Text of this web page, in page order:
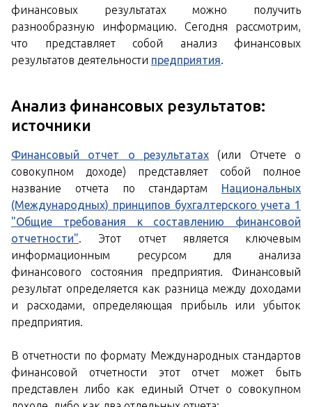
финансовых результатах можно получить
разнообразную информацию. Сегодня рассмотрим,
что представляет собой анализ финансовых
результатов деятельности предприятия.
Анализ финансовых результатов:
источники
Финансовый отчет о результатах (или Отчете о
совокупном доходе) представляет собой полное
название отчета по стандартам Национальных
(Международных) принципов бухгалтерского учета 1
"Общие требования к составлению финансовой
отчетности". Этот отчет является ключевым
информационным ресурсом для анализа
финансового состояния предприятия. Финансовый
результат определяется как разница между доходами
и расходами, определяющая прибыль или убыток
предприятия.
В отчетности по формату Международных стандартов
финансовой отчетности этот отчет может быть
представлен либо как единый Отчет о совокупном